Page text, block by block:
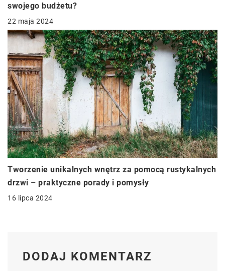
swojego budżetu?
22 maja 2024
Tworzenie unikalnych wnętrz za pomocą rustykalnych
drzwi – praktyczne porady i pomysły
16 lipca 2024
DODAJ KOMENTARZ